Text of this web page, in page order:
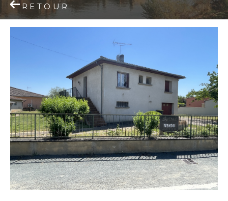
RETOUR